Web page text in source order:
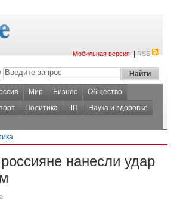
Мобильная версия|RSS
Мир Бизнес
Общество
Политика ЧП
Наука и здоровье
нанесли удар